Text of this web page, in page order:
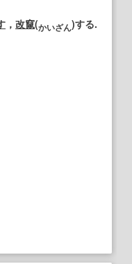
， 改竄(かいざん)する.